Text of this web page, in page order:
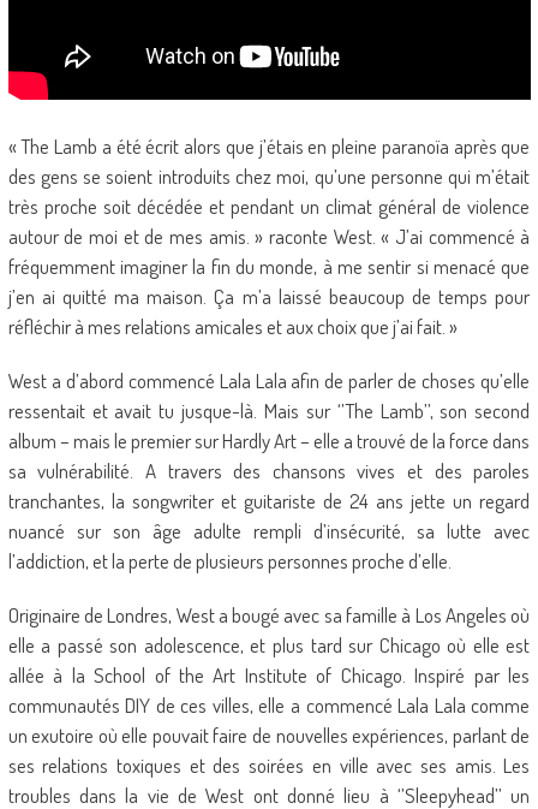
« The Lamb a été écrit alors que j’étais en pleine paranoïa après que
des gens se soient introduits chez moi, qu’une personne qui m’était
très proche soit décédée et pendant un climat général de violence
autour de moi et de mes amis. » raconte West. « J’ai commencé à
fréquemment imaginer la fin du monde, à me sentir si menacé que
j’en ai quitté ma maison. Ça m’a laissé beaucoup de temps pour
réfléchir à mes relations amicales et aux choix que j’ai fait. »
West a d’abord commencé Lala Lala afin de parler de choses qu’elle
ressentait et avait tu jusque-là. Mais sur ‘’The Lamb’’, son second
album – mais le premier sur Hardly Art – elle a trouvé de la force dans
sa vulnérabilité. A travers des chansons vives et des paroles
tranchantes, la songwriter et guitariste de 24 ans jette un regard
nuancé sur son âge adulte rempli d’insécurité, sa lutte avec
l’addiction, et la perte de plusieurs personnes proche d’elle.
Originaire de Londres, West a bougé avec sa famille à Los Angeles où
elle a passé son adolescence, et plus tard sur Chicago où elle est
allée à la School of the Art Institute of Chicago. Inspiré par les
communautés DIY de ces villes, elle a commencé Lala Lala comme
un exutoire où elle pouvait faire de nouvelles expériences, parlant de
ses relations toxiques et des soirées en ville avec ses amis. Les
troubles dans la vie de West ont donné lieu à ‘’Sleepyhead’’ un